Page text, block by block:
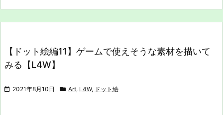
【ドット絵編11】ゲームで使えそうな素材を描いて
みる【L4W】
2021年8月10日 Art, L4W, ドット絵